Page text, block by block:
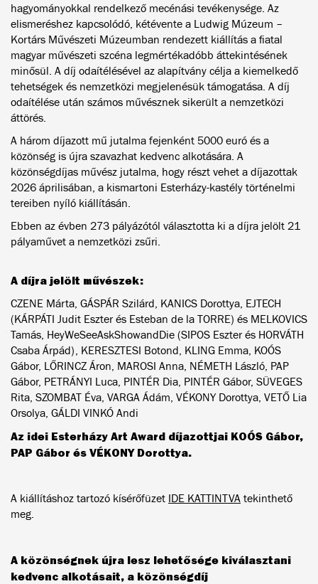
hagyományokkal rendelkező mecénási tevékenysége. Az
elismeréshez kapcsolódó, kétévente a Ludwig Múzeum –
Kortárs Művészeti Múzeumban rendezett kiállítás a fiatal
magyar művészeti szcéna legmértékadóbb áttekintésének
minősül. A díj odaítélésével az alapítvány célja a kiemelkedő
tehetségek és nemzetközi megjelenésük támogatása. A díj
odaítélése után számos művésznek sikerült a nemzetközi
áttörés.
A három díjazott mű jutalma fejenként 5000 euró és a
közönség is újra szavazhat kedvenc alkotására. A
közönségdíjas művész jutalma, hogy részt vehet a díjazottak
2026 áprilisában, a kismartoni Esterházy-kastély történelmi
tereiben nyíló kiállításán.
Ebben az évben 273 pályázótól választotta ki a díjra jelölt 21
pályaművet a nemzetközi zsűri.
A díjra jelölt művészek:
CZENE Márta, GÁSPÁR Szilárd, KANICS Dorottya, EJTECH
(KÁRPÁTI Judit Eszter és Esteban de la TORRE) és MELKOVICS
Tamás, HeyWeSeeAskShowandDie (SIPOS Eszter és HORVÁTH
Csaba Árpád), KERESZTESI Botond, KLING Emma, KOÓS
Gábor, LŐRINCZ Áron, MAROSI Anna, NÉMETH László, PAP
Gábor, PETRÁNYI Luca, PINTÉR Dia, PINTÉR Gábor, SÜVEGES
Rita, SZOMBAT Éva, VARGA Ádám, VÉKONY Dorottya, VETŐ Lia
Orsolya, GÁLDI VINKÓ Andi
Az idei Esterházy Art Award díjazottjai KOÓS Gábor,
PAP Gábor és VÉKONY Dorottya.
A kiállításhoz tartozó kísérőfüzet IDE KATTINTVA tekinthető
meg.
A közönségnek újra lesz lehetősége kiválasztani
kedvenc alkotásait, a közönségdíj